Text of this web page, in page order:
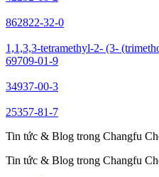
862822-32-0
1,1,3,3-tetramethyl-2- (3-
69709-01-9
34937-00-3
25357-81-7
Tin tức & Blog trong Changfu
Tin tức & Blog trong Changfu